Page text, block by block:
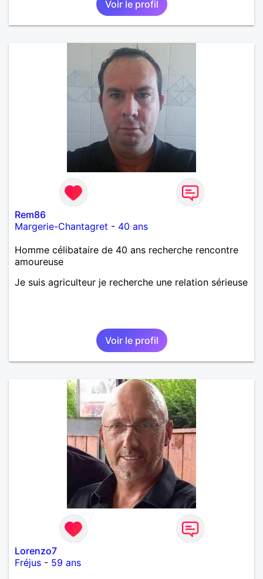
Voir le profil
Rem86
Margerie-Chantagret - 40 ans
Homme célibataire de 40 ans recherche rencontre
amoureuse
Je suis agriculteur je recherche une relation sérieuse
Voir le profil
Lorenzo7
Fréjus - 59 ans